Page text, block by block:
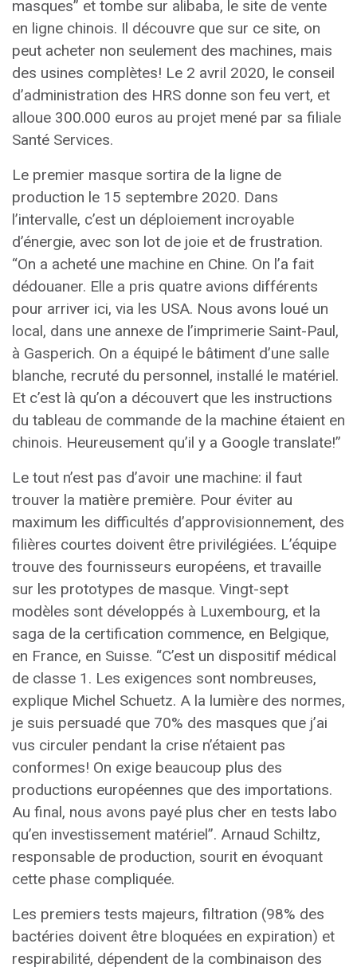
masques” et tombe sur alibaba, le site de vente
en ligne chinois. Il découvre que sur ce site, on
peut acheter non seulement des machines, mais
des usines complètes! Le 2 avril 2020, le conseil
d’administration des HRS donne son feu vert, et
alloue 300.000 euros au projet mené par sa filiale
Santé Services.
Le premier masque sortira de la ligne de
production le 15 septembre 2020. Dans
l’intervalle, c’est un déploiement incroyable
d’énergie, avec son lot de joie et de frustration.
“On a acheté une machine en Chine. On l’a fait
dédouaner. Elle a pris quatre avions différents
pour arriver ici, via les USA. Nous avons loué un
local, dans une annexe de l’imprimerie Saint-Paul,
à Gasperich. On a équipé le bâtiment d’une salle
blanche, recruté du personnel, installé le matériel.
Et c’est là qu’on a découvert que les instructions
du tableau de commande de la machine étaient en
chinois. Heureusement qu’il y a Google translate!”
Le tout n’est pas d’avoir une machine: il faut
trouver la matière première. Pour éviter au
maximum les difficultés d’approvisionnement, des
filières courtes doivent être privilégiées. L’équipe
trouve des fournisseurs européens, et travaille
sur les prototypes de masque. Vingt-sept
modèles sont développés à Luxembourg, et la
saga de la certification commence, en Belgique,
en France, en Suisse. “C’est un dispositif médical
de classe 1. Les exigences sont nombreuses,
explique Michel Schuetz. A la lumière des normes,
je suis persuadé que 70% des masques que j’ai
vus circuler pendant la crise n’étaient pas
conformes! On exige beaucoup plus des
productions européennes que des importations.
Au final, nous avons payé plus cher en tests labo
qu’en investissement matériel”. Arnaud Schiltz,
responsable de production, sourit en évoquant
cette phase compliquée.
Les premiers tests majeurs, filtration (98% des
bactéries doivent être bloquées en expiration) et
respirabilité, dépendent de la combinaison des